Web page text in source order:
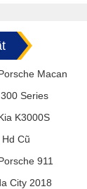
Macan
Series
K3000S
Cũ
911
City 2018